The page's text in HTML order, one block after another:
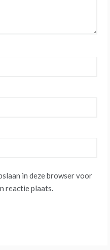
in deze browser voor
reactie plaats.